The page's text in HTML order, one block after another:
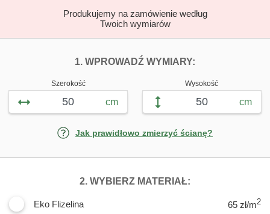
Produkujemy na zamówienie według
Twoich wymiarów
1. WPROWADŹ WYMIARY:
Szerokość
cm
Wysokość
cm
Jak prawidłowo zmierzyć ścianę?
2. WYBIERZ MATERIAŁ:
Eko Flizelina 65 zł/m2